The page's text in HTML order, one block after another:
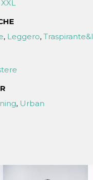
XXL
, Leggero,
, Urban